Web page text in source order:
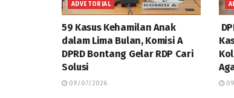
ADVETORIAL
59 Kasus Kehamilan Anak
dalam Lima Bulan, Komisi A
DPRD Bontang Gelar RDP Cari
Solusi
09/07/2026